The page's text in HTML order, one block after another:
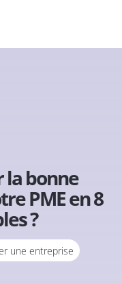
la bonne
PME en 8
?
une entreprise